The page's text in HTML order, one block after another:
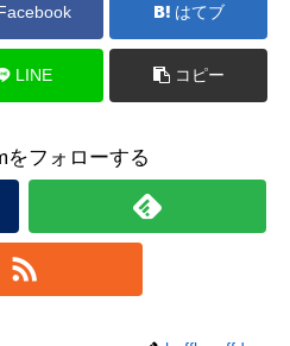
はてブ
LINE コピー
をフォローする